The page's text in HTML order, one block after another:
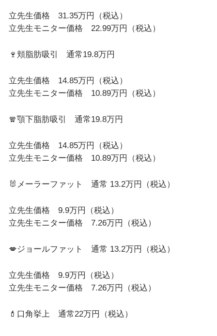
立先生価格 31.35万円（税込）
立先生モニター価格 22.99万円（税込）
🍷頬脂肪吸引 通常19.8万円
立先生価格 14.85万円（税込）
立先生モニター価格 10.89万円（税込）
🧣顎下脂肪吸引 通常19.8万円
立先生価格 14.85万円（税込）
立先生モニター価格 10.89万円（税込）
🐰メーラーファット 通常 13.2万円（税込）
立先生価格 9.9万円（税込）
立先生モニター価格 7.26万円（税込）
💋ジョールファット 通常 13.2万円（税込）
立先生価格 9.9万円（税込）
立先生モニター価格 7.26万円（税込）
💄口角挙上 通常22万円（税込）